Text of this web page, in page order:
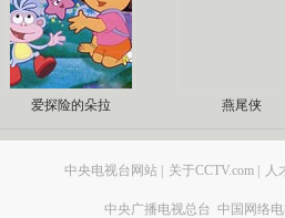
爱探险的朵拉 燕尾侠
中央电视台网站 关于CCTV.com 人
中央广播电视总台 中国网络